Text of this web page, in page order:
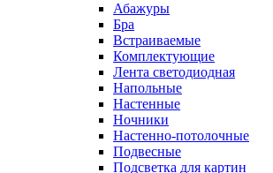
Абажуры
Бра
Встраиваемые
Комплектующие
Лента светодиодная
Напольные
Настенные
Ночники
Настенно-потолочные
Подвесные
Подсветка для картин